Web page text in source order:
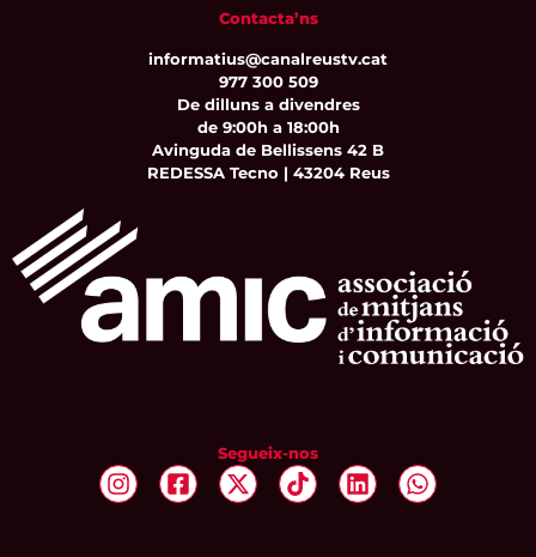
Contacta’ns
informatius@canalreustv.cat
977 300 509
De dilluns a divendres
de 9:00h a 18:00h
Avinguda de Bellissens 42 B
REDESSA Tecno | 43204 Reus
Segueix-nos